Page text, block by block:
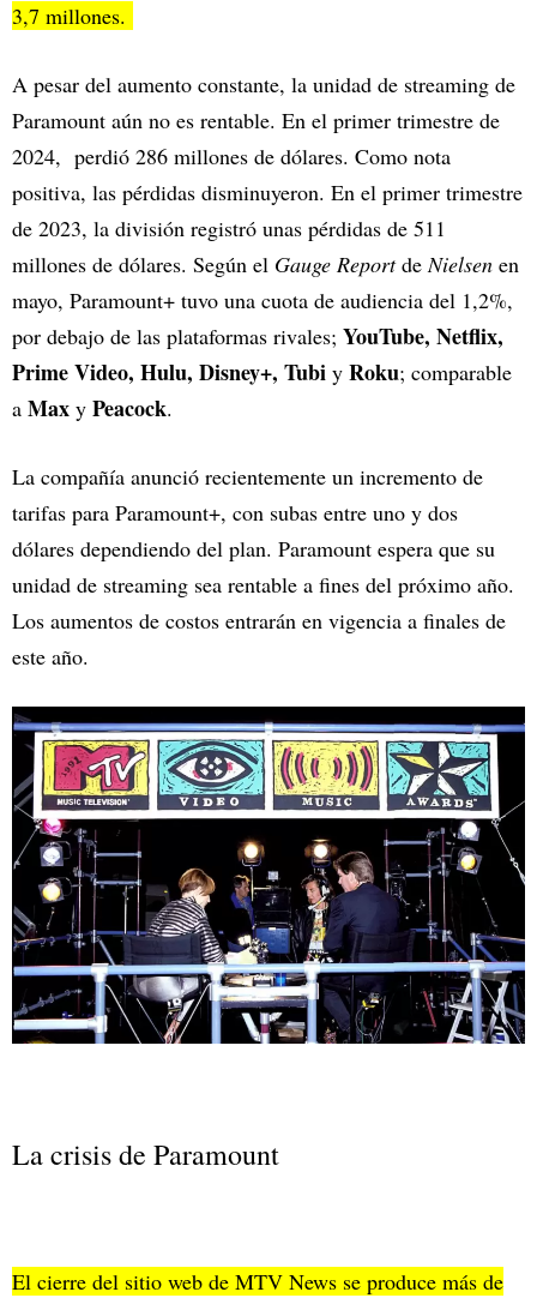
3,7 millones.
A pesar del aumento constante, la unidad de streaming de
Paramount aún no es rentable. En el primer trimestre de
2024, perdió 286 millones de dólares. Como nota
positiva, las pérdidas disminuyeron. En el primer trimestre
de 2023, la división registró unas pérdidas de 511
millones de dólares. Según el Gauge ReportdeNielsen en
mayo, Paramount+ tuvo una cuota de audiencia del 1,2%,
por debajo de las plataformas rivales; YouTube, Netflix,
Prime Video, Hulu, Disney+, Tubi y Roku; comparable
a Max y Peacock.
La compañía anunció recientemente un incremento de
tarifas para Paramount+, con subas entre uno y dos
dólares dependiendo del plan. Paramount espera que su
unidad de streaming sea rentable a fines del próximo año.
Los aumentos de costos entrarán en vigencia a finales de
este año.
La crisis de Paramount
El cierre del sitio web de MTV News se produce más de